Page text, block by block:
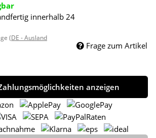
innerhalb 24
(DE - Ausland
Frage zum Artikel
anzeigen